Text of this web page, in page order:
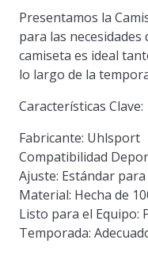
Presentamos la
para las
camiseta es ideal
lo largo de la
Características Clave:
Fabricante: Uhlsport
Compatibilidad
Ajuste: Estándar
Material: Hecha de
Listo para el Equipo:
Temporada: